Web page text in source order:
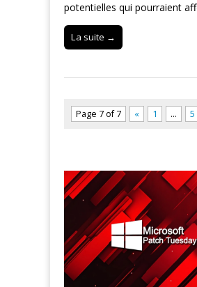
potentielles qui pourraient
La suite →
Page 7 of 7 « 1 … 5